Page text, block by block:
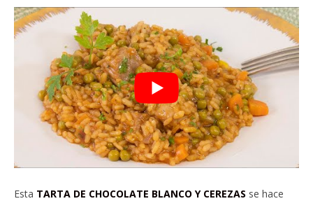
Esta TARTA DE CHOCOLATE BLANCO Y CEREZAS se hace